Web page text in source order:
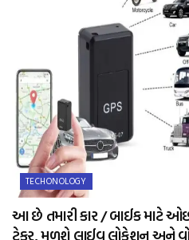
TECHONOLOGY
આ છે તમારી કાર / બાઈક માટે
ટ્રેકર, મળશે લાઈવ લોકેશન અને